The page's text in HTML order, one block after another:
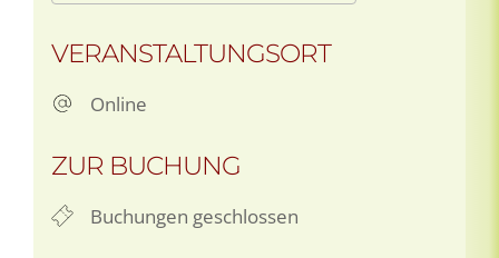
VERANSTALTUNGSORT
Online
ZUR BUCHUNG
Buchungen geschlossen